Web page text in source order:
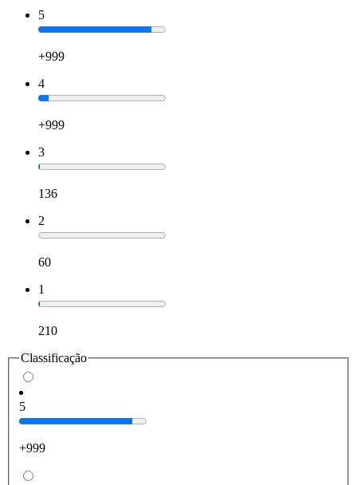
5
+999
4
+999
3
136
2
60
1
210
Classificação
5
+999